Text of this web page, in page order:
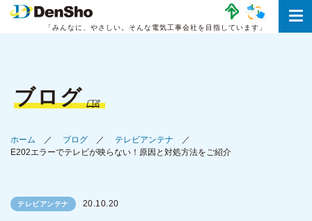
「みんなに、やさしい。 そんな電気工事会社を目指しています」
ブログ
ホーム ブログ
テレビアンテナ
E202エラーでテレビが映らない！原因と対処方法をご紹介
テレビアンテナ 20.10.20